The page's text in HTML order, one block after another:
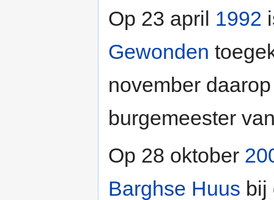
Op 23 april 1992
Gewonden
november
burgemeester
Op 28 oktober
Barghse Huus bij